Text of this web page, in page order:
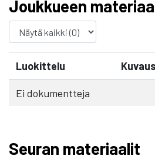
Joukkueen
Luokittelu Kuvaus
Ei dokumentteja
Seuran materiaalit